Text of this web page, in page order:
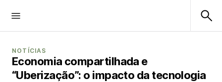
NOTÍCIAS
Economia compartilhada e
“Uberização”: o impacto da tecnologia